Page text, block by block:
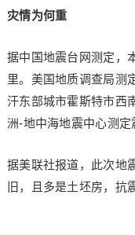
灾情为何重
据中国地震台网测定，
里。美国地质调查局测
汗东部城市霍斯特市西
洲-地中海地震中心测定
据美联社报道，此次地
旧，且多是土坯房，抗